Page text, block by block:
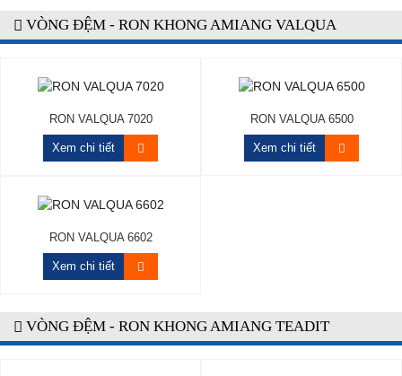
VÒNG ĐỆM - RON KHONG AMIANG VALQUA
RON VALQUA 7020
Xem chi tiết
RON VALQUA 6500
Xem chi tiết
RON VALQUA 6602
Xem chi tiết
VÒNG ĐỆM - RON KHONG AMIANG TEADIT